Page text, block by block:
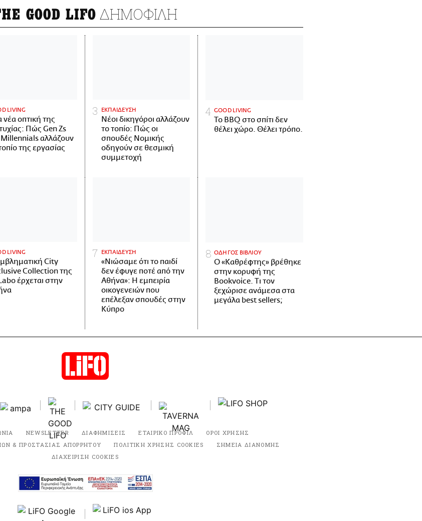
GOOD LIFO ΔΗΜΟΦΙΛΗ
LIVING
νέα οπτική της
Πώς Gen Zs
Millennials αλλάζουν
της εργασίας
ΕΚΠΑΙΔΕΥΣΗ
Νέοι δικηγόροι αλλάζουν
το τοπίο: Πώς οι
σπουδές Νομικής
οδηγούν σε θεσμική
συμμετοχή
GOOD LIVING
Το BBQ στο σπίτι δεν
θέλει χώρο. Θέλει τρόπο.
LIVING
City
Collection της
έρχεται στην
ΕΚΠΑΙΔΕΥΣΗ
«Νιώσαμε ότι το παιδί
δεν έφυγε ποτέ από την
Αθήνα»: Η εμπειρία
οικογενειών που
επέλεξαν σπουδές στην
Κύπρο
ΟΔΗΓΟΣ ΒΙΒΛΙΟΥ
Ο «Καθρέφτης» βρέθηκε
στην κορυφή της
Bookvoice. Τι τον
ξεχώρισε ανάμεσα στα
μεγάλα best sellers;
NEWSLETTER ΔΙΑΦΗΜΙΣΕΙΣ ΕΤΑΙΡΙΚΟ ΠΡΟΦΙΛ
ΟΡΟΙ ΧΡΗΣΗΣ
& ΠΡΟΣΤΑΣΙΑΣ ΑΠΟΡΡΗΤΟΥ
ΠΟΛΙΤΙΚΗ ΧΡΗΣΗΣ COOKIES
ΣΗΜΕΙΑ ΔΙΑΝΟΜΗΣ
ΔΙΑΧΕΙΡΙΣΗ COOKIES